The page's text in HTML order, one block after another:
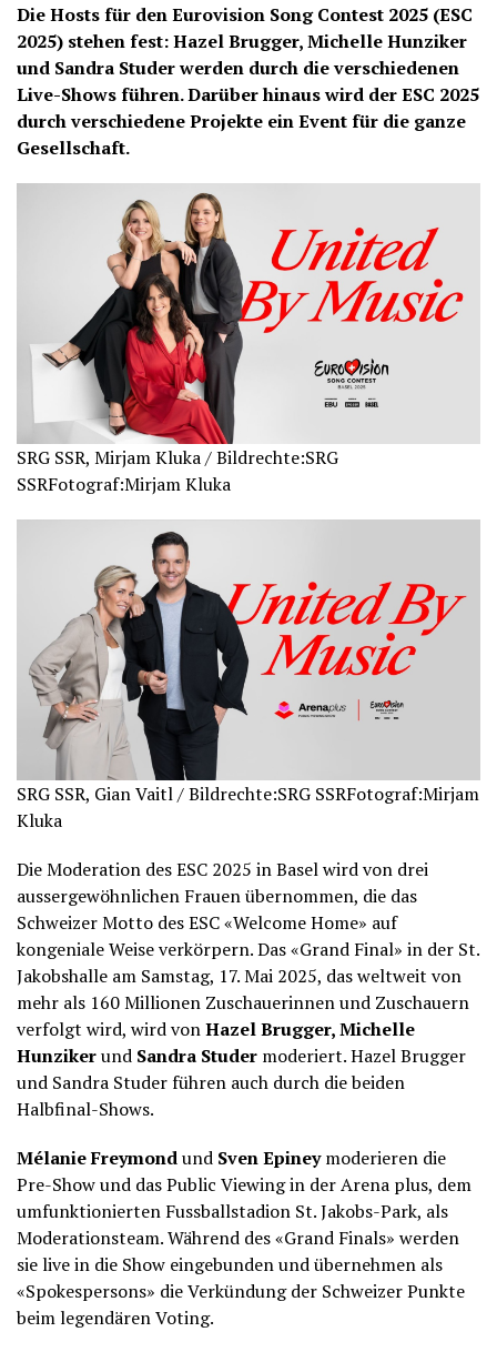
Die Hosts für den Eurovision Song Contest 2025 (ESC
2025) stehen fest: Hazel Brugger, Michelle Hunziker
und Sandra Studer werden durch die verschiedenen
Live-Shows führen. Darüber hinaus wird der ESC 2025
durch verschiedene Projekte ein Event für die ganze
Gesellschaft.
SRG SSR, Mirjam Kluka / Bildrechte:SRG
SSRFotograf:Mirjam Kluka
SRG SSR, Gian Vaitl / Bildrechte:SRG SSRFotograf:Mirjam
Kluka
Die Moderation des ESC 2025 in Basel wird von drei
aussergewöhnlichen Frauen übernommen, die das
Schweizer Motto des ESC «Welcome Home» auf
kongeniale Weise verkörpern. Das «Grand Final» in der St.
Jakobshalle am Samstag, 17. Mai 2025, das weltweit von
mehr als 160 Millionen Zuschauerinnen und Zuschauern
verfolgt wird, wird vonHazel Brugger, Michelle
Hunzikerund Sandra Studer moderiert. Hazel Brugger
und Sandra Studer führen auch durch die beiden
Halbfinal-Shows.
Mélanie Freymondund Sven Epineymoderieren die
Pre-Show und das Public Viewing in der Arena plus, dem
umfunktionierten Fussballstadion St. Jakobs-Park, als
Moderationsteam. Während des «Grand Finals» werden
sie live in die Show eingebunden und übernehmen als
«Spokespersons» die Verkündung der Schweizer Punkte
beim legendären Voting.